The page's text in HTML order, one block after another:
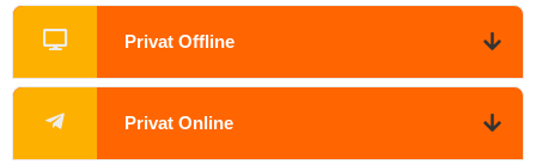
Privat Offline
Privat Online